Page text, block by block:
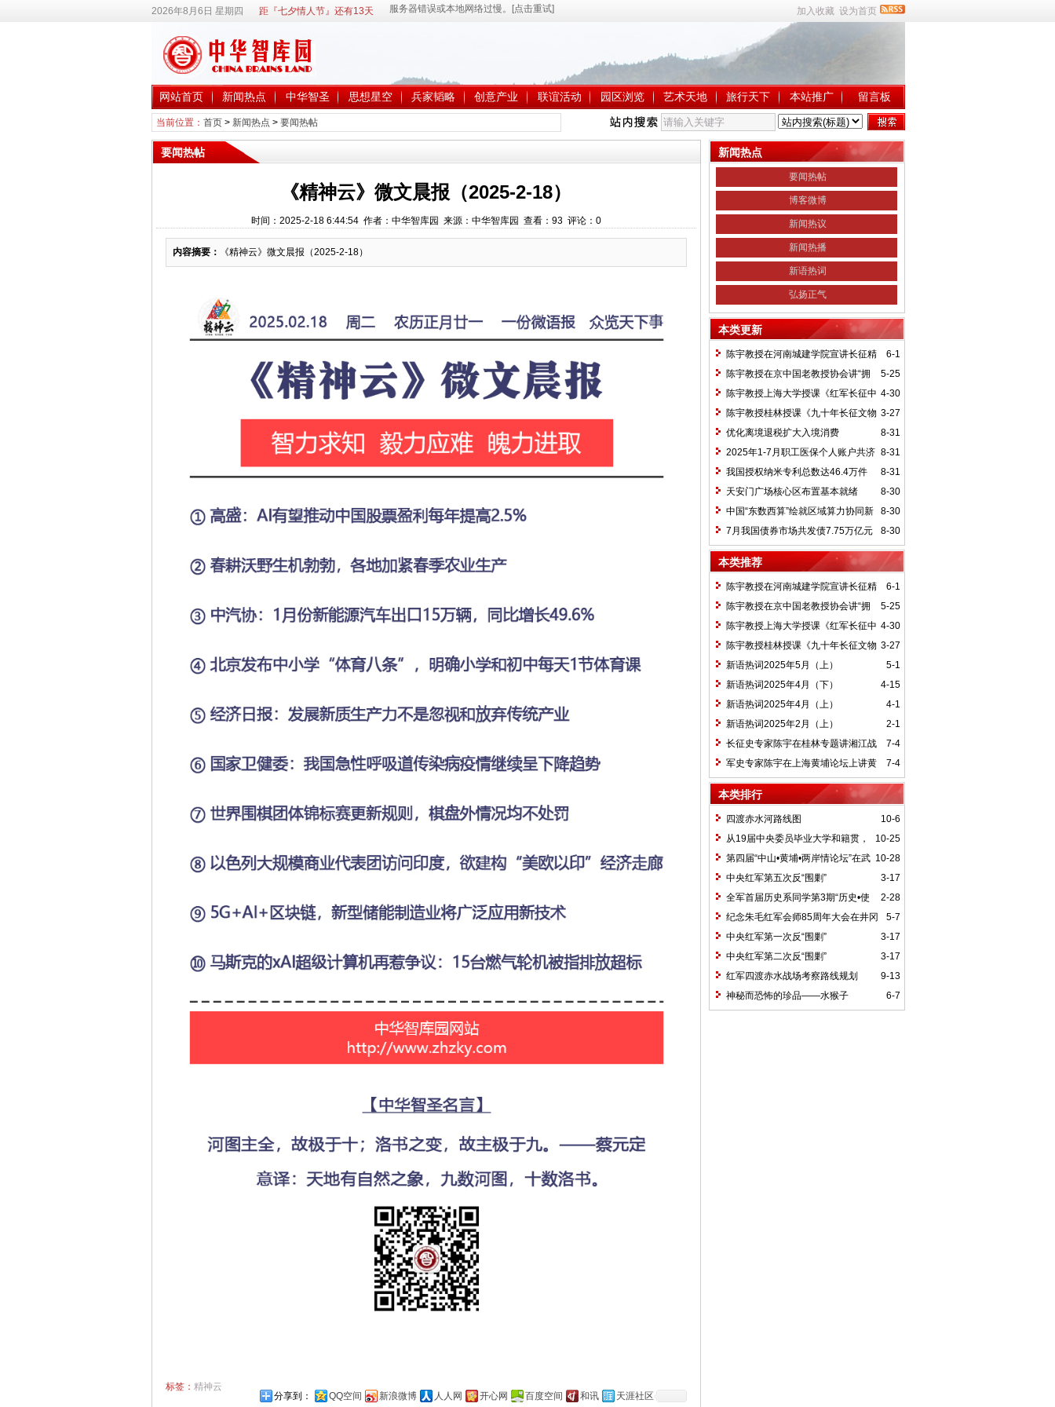
2026年8月6日 星期四 距『七夕情人节』还有13天 加入收藏 设为首页
网站首页 新闻热点 中华智圣 思想星空 兵家韬略 创意产业 联谊活动 园区浏览 艺术天地 旅行天下 本站推广 留言板
当前位置： 首页> 新闻热点 > 要闻热帖
要闻热帖
《精神云》微文晨报（2025-2-18）
时间：2025-2-18 6:44:54 作者：中华智库园 来源：中华智库园 查看： 93评论： 0
内容摘要： 《精神云》微文晨报（2025-2-18）
标签： 精神云
分享到：
QQ空间 新浪微博 人人网 开心网 百度空间 和讯 天涯社区
新闻热点
要闻热帖
博客微博
新闻热议
新闻热播
新语热词
弘扬正气
本类更新
6-1
陈宇教授在河南城建学院宣讲长征精
神及红25军长征史
5-25
陈宇教授在京中国老教授协会讲“拥
抱中华新文明”
4-30
陈宇教授上海大学授课《红军长征中
的黄埔师生》
3-27
陈宇教授桂林授课《九十年长征文物
鉴赏》
8-31
优化离境退税扩大入境消费
8-31
2025年1-7月职工医保个人账户共济
2.31亿人次 共济金额304.57亿元
8-31
我国授权纳米专利总数达46.4万件
8-30
天安门广场核心区布置基本就绪
8-30
中国“东数西算”绘就区域算力协同新
图景
8-30
7月我国债券市场共发债7.75万亿元
本类推荐
6-1
陈宇教授在河南城建学院宣讲长征精
神及红25军长征史
5-25
陈宇教授在京中国老教授协会讲“拥
抱中华新文明”
4-30
陈宇教授上海大学授课《红军长征中
的黄埔师生》
3-27
陈宇教授桂林授课《九十年长征文物
鉴赏》
5-1
新语热词2025年5月（上）
4-15
新语热词2025年4月（下）
4-1
新语热词2025年4月（上）
2-1
新语热词2025年2月（上）
7-4
长征史专家陈宇在桂林专题讲湘江战
役精神
7-4
军史专家陈宇在上海黄埔论坛上讲黄
埔精神与国家统一大业
本类排行
10-6
四渡赤水河路线图
10-25
从19届中央委员毕业大学和籍贯，
看当代中国文化区域积淀
10-28
第四届“中山•黄埔•两岸情论坛”在武
汉举行
3-17
中央红军第五次反“围剿”
2-28
全军首届历史系同学第3期“历史•使
命”论坛纪要
5-7
纪念朱毛红军会师85周年大会在井冈
山召开
3-17
中央红军第一次反“围剿”
3-17
中央红军第二次反“围剿”
9-13
红军四渡赤水战场考察路线规划
6-7
神秘而恐怖的珍品——水猴子